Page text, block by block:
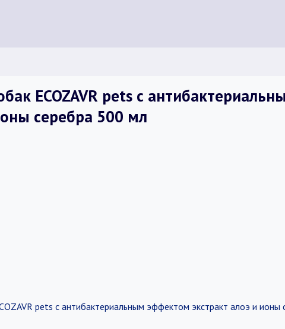
ECOZAVR pets с
серебра 500 мл
pets с антибактериальным эффектом экстракт алоэ и ионы